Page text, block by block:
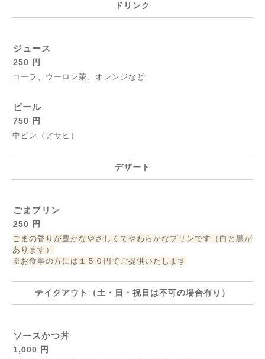
ドリンク
ジュース
250 円
コーラ、ウーロン茶、オレンジなど
ビール
750 円
中ビン（アサヒ）
デザート
ごまプリン
250 円
ごまの香りが豊かなやさしくてやわらかなプリンです（白と黒が
あります）
※お食事の方には１５０円でご提供いたします
テイクアウト（土・日・祝日は不可の場合有り）
ソースかつ丼
1,000 円